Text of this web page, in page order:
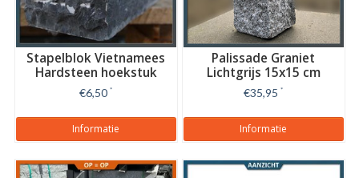
Stapelblok Vietnamees
Hardsteen hoekstuk
€6,50 *
Informatie
Palissade Graniet
Lichtgrijs 15x15 cm
€35,95 *
Informatie